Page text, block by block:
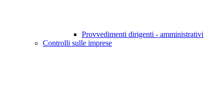
Provvedimenti dirigenti - amministrativi
Controlli sulle imprese